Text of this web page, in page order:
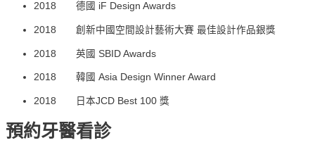
2018 德國 iF Design Awards
2018 創新中國空間設計藝術大賽 最佳設計作品銀獎
2018 英國 SBID Awards
2018 韓國 Asia Design Winner Award
2018 日本JCD Best 100 獎
預約牙醫看診